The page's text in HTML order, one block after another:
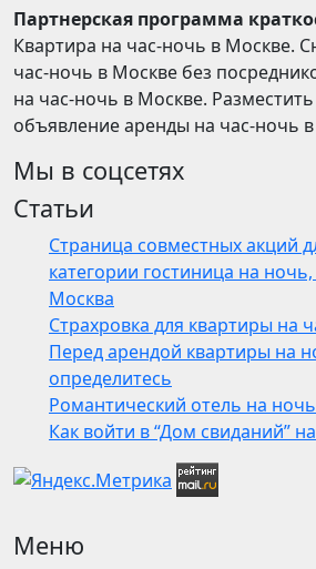
Партнерская программа
Квартира на час-ночь в Москве.
час-ночь в Москве без
на час-ночь в Москве.
объявление аренды на час-ночь
Мы в соцсетях
Статьи
Страница совместных акций
категории гостиница на
Москва
Страхровка для квартиры на
Перед арендой квартиры на
определитесь
Романтический отель на
Как войти в “Дом свиданий”
Меню